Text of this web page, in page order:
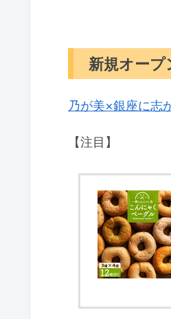
新規オー
乃が美×銀座に志
【注目】